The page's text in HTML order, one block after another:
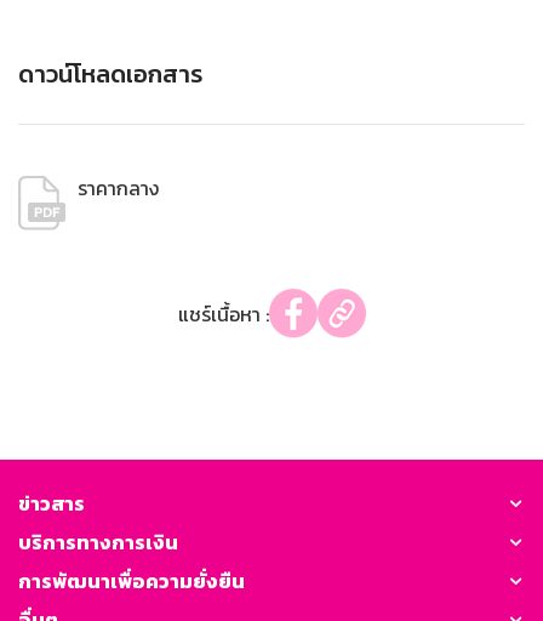
ดาวน์โหลดเอกสาร
ราคากลาง
แชร์เนื้อหา :
ข่าวสาร
บริการทางการเงิน
การพัฒนาเพื่อความยั่งยืน